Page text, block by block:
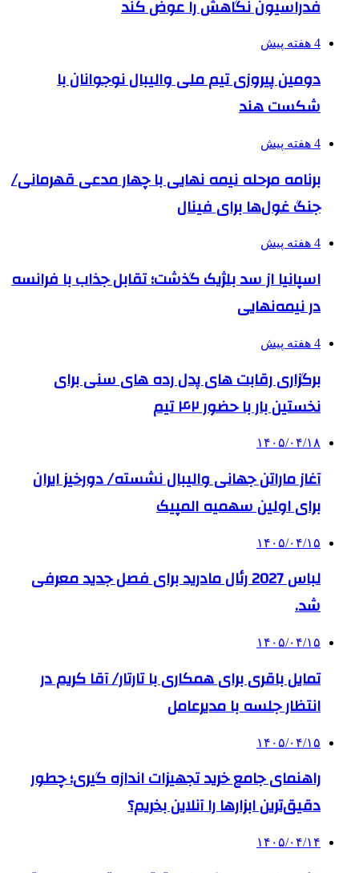
فدراسیون نگاهش را عوض کند
4 هفته پیش
دومین پیروزی تیم ملی والیبال نوجوانان با
شکست هند
4 هفته پیش
برنامه مرحله نیمه نهایی با چهار مدعی قهرمانی/
جنگ غول‌ها برای فینال
4 هفته پیش
اسپانیا از سد بلژیک گذشت؛ تقابل جذاب با فرانسه
در نیمه‌نهایی
4 هفته پیش
برگزاری رقابت های پدل رده های سنی برای
نخستین بار با حضور ۴۲ تیم
۱۴۰۵/۰۴/۱۸
آغاز ماراتن جهانی والیبال نشسته/ دورخیز ایران
برای اولین سهمیه المپیک
۱۴۰۵/۰۴/۱۵
لباس 2027 رئال مادرید برای فصل جدید معرفی
شد.
۱۴۰۵/۰۴/۱۵
تمایل باقری برای همکاری با تارتار/ آقا کریم در
انتظار جلسه با مدیرعامل
۱۴۰۵/۰۴/۱۵
راهنمای جامع خرید تجهیزات اندازه گیری؛ چطور
دقیق‌ترین ابزارها را آنلاین بخریم؟
۱۴۰۵/۰۴/۱۴